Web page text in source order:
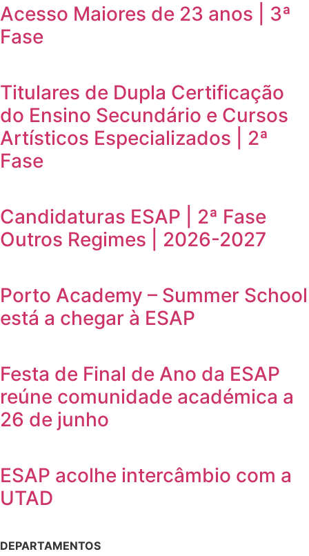
Acesso Maiores de 23 anos | 3ª
Fase
Titulares de Dupla Certificação
do Ensino Secundário e Cursos
Artísticos Especializados | 2ª
Fase
Candidaturas ESAP | 2ª Fase
Outros Regimes | 2026-2027
Porto Academy – Summer School
está a chegar à ESAP
Festa de Final de Ano da ESAP
reúne comunidade académica a
26 de junho
ESAP acolhe intercâmbio com a
UTAD
DEPARTAMENTOS